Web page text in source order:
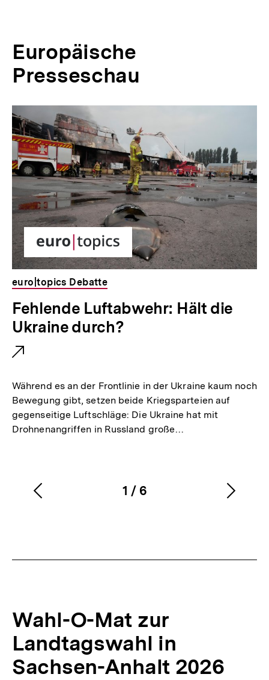
Europäische
Presseschau
Inhaltskarussell
überspringen
euro|topics Debatte
E
x
t
e
r
n
e
r
Fehlende Luftabwehr: Hält die
Ukraine durch?
Während es an der Frontlinie in der Ukraine kaum noch
Bewegung gibt, setzen beide Kriegsparteien auf
gegenseitige Luftschläge: Die Ukraine hat mit
Drohnenangriffen in Russland große…
Karussellinhalt
1
von
/ 6
Vorherigen
Wahl-O-Mat zur
Landtagswahl in
Sachsen-Anhalt 2026